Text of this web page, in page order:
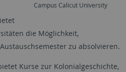
Campus Calicut University
die Möglichkeit,
zu absolvieren.
Kurse zur Kolonialgeschichte,